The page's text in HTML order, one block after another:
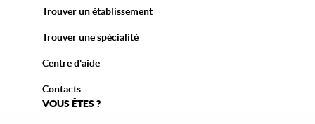
Trouver un établissement
Trouver une spécialité
Centre d'aide
Contacts
VOUS ÊTES ?